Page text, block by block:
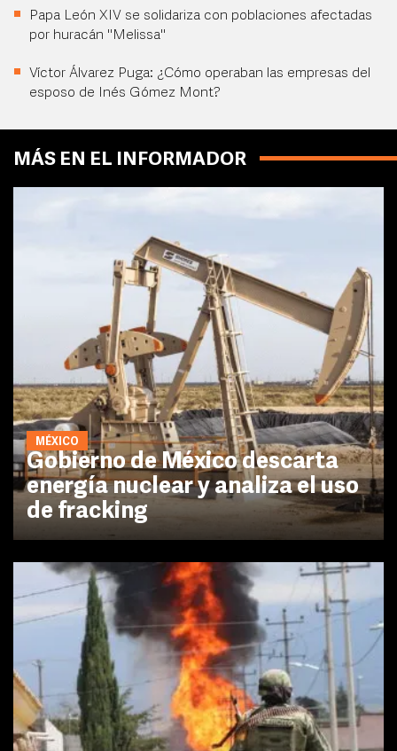
Papa León XIV se solidariza con poblaciones afectadas
por huracán "Melissa"
Víctor Álvarez Puga: ¿Cómo operaban las empresas del
esposo de Inés Gómez Mont?
MÁS EN EL INFORMADOR
MÉXICO
Gobierno de México descarta
energía nuclear y analiza el uso
de fracking